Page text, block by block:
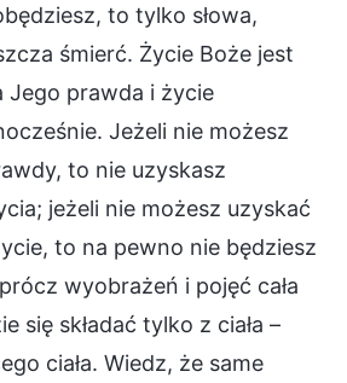
to tylko słowa,
śmierć. Życie Boże jest
Jego prawda i życie
Jeżeli nie możesz
to nie uzyskasz
jeżeli nie możesz uzyskać
to na pewno nie będziesz
wyobrażeń i pojęć cała
się składać tylko z ciała –
ciała. Wiedz, że same